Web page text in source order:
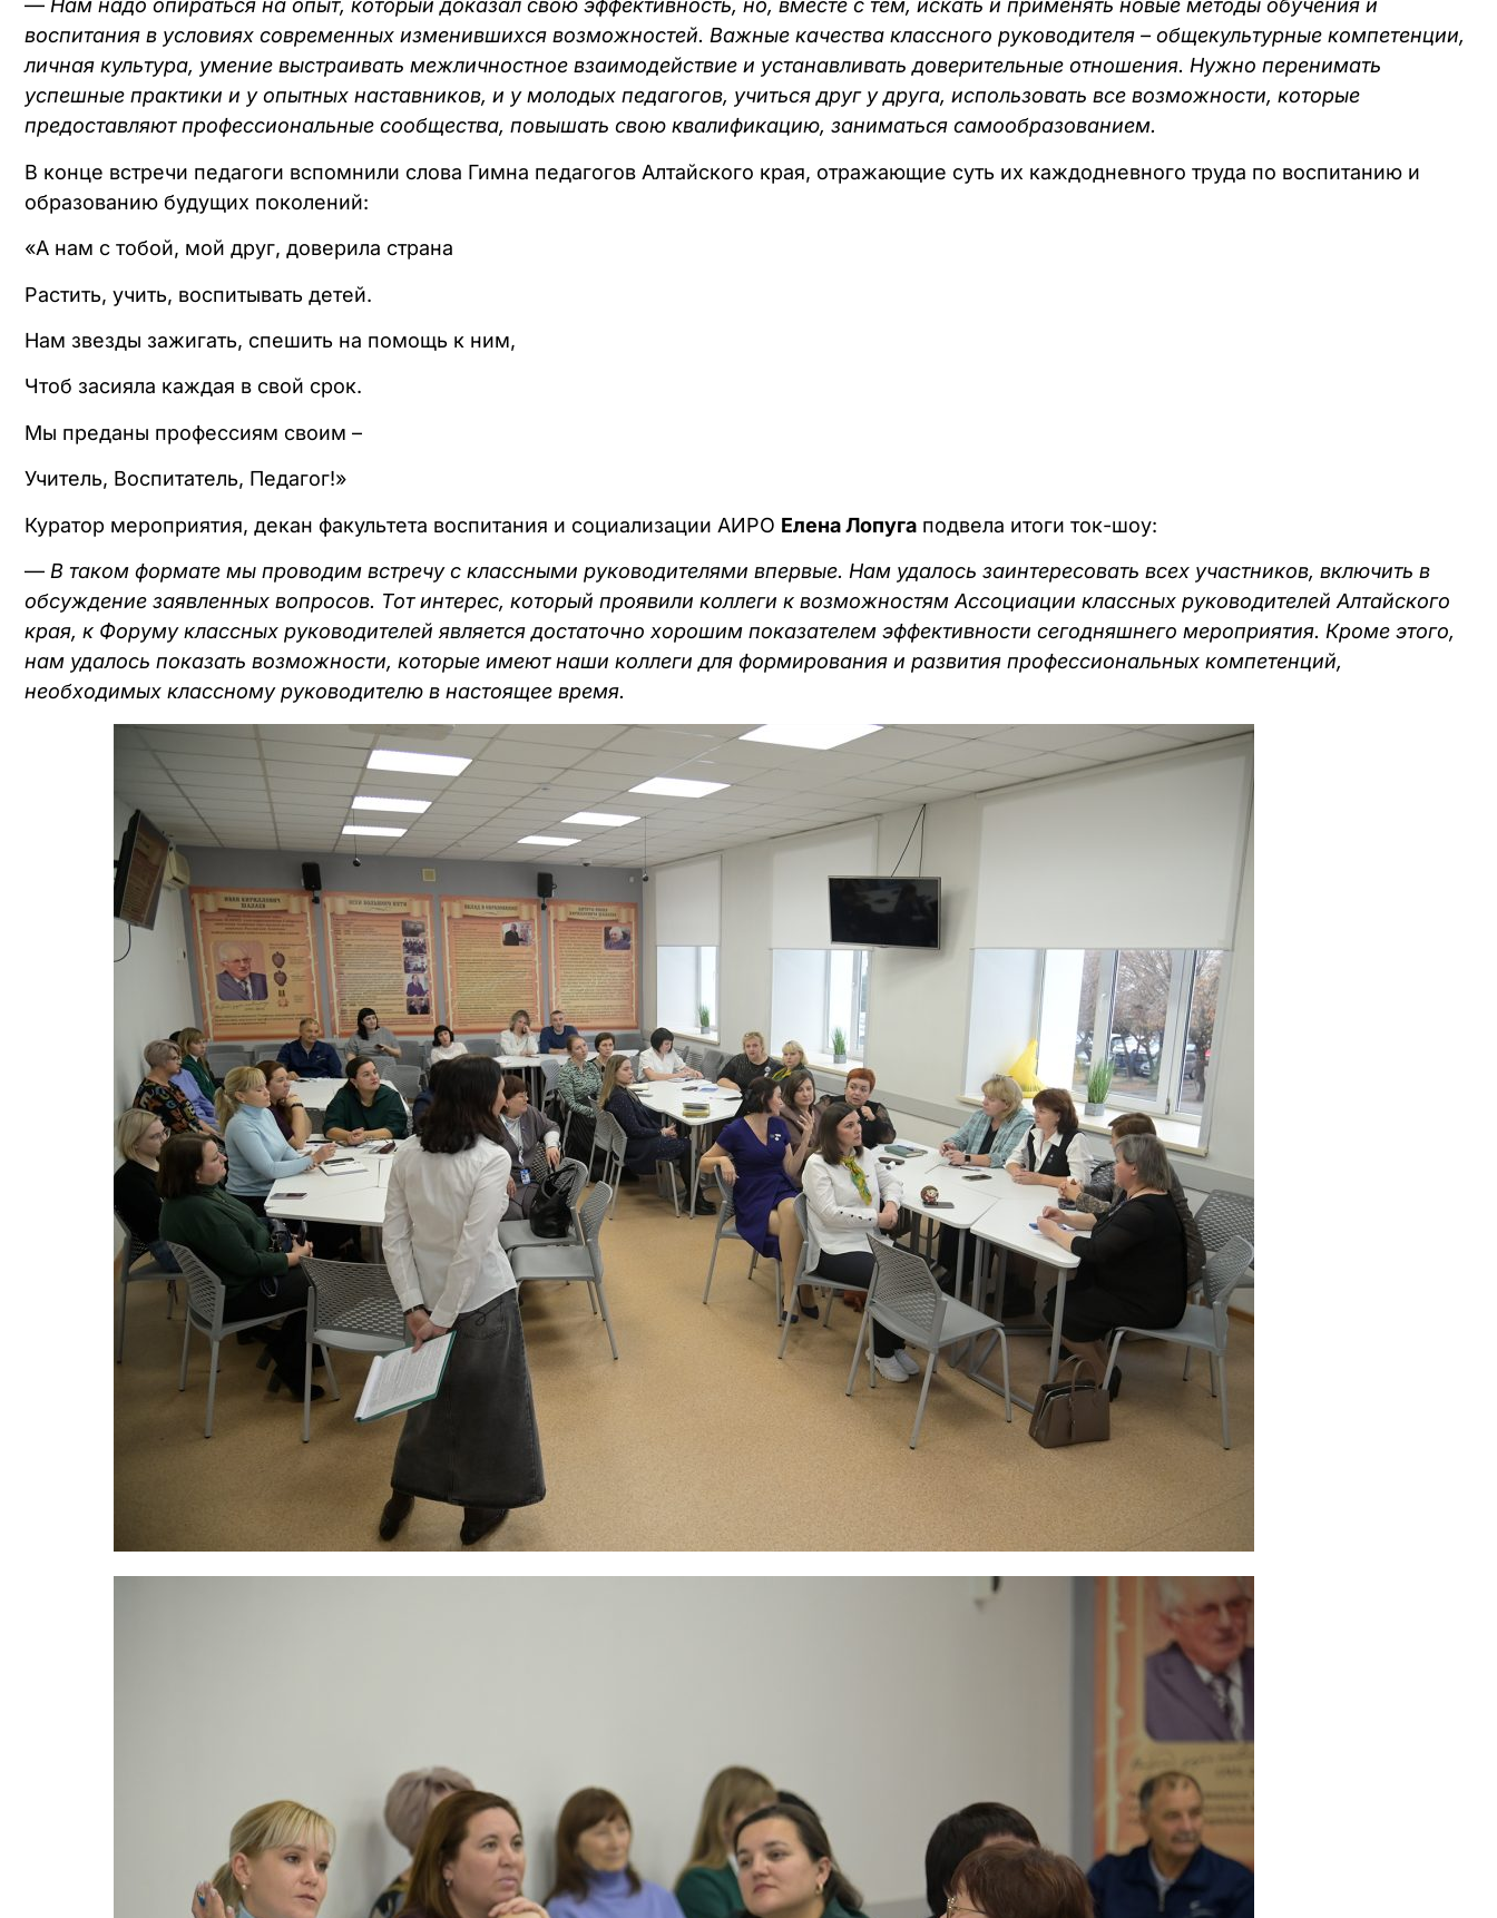
— Нам надо опираться на опыт, который доказал свою эффективность, но, вместе с тем, искать и применять новые методы обучения и
воспитания в условиях современных изменившихся возможностей. Важные качества классного руководителя – общекультурные компетенции,
личная культура, умение выстраивать межличностное взаимодействие и устанавливать доверительные отношения. Нужно перенимать
успешные практики и у опытных наставников, и у молодых педагогов, учиться друг у друга, использовать все возможности, которые
предоставляют профессиональные сообщества, повышать свою квалификацию, заниматься самообразованием.
В конце встречи педагоги вспомнили слова Гимна педагогов Алтайского края, отражающие суть их каждодневного труда по воспитанию и
образованию будущих поколений:
«А нам с тобой, мой друг, доверила страна
Растить, учить, воспитывать детей.
Нам звезды зажигать, спешить на помощь к ним,
Чтоб засияла каждая в свой срок.
Мы преданы профессиям своим –
Учитель, Воспитатель, Педагог!»
Куратор мероприятия, декан факультета воспитания и социализации АИРО Елена Лопуга подвела итоги ток-шоу:
— В таком формате мы проводим встречу с классными руководителями впервые. Нам удалось заинтересовать всех участников, включить в
обсуждение заявленных вопросов. Тот интерес, который проявили коллеги к возможностям Ассоциации классных руководителей Алтайского
края, к Форуму классных руководителей является достаточно хорошим показателем эффективности сегодняшнего мероприятия. Кроме этого,
нам удалось показать возможности, которые имеют наши коллеги для формирования и развития профессиональных компетенций,
необходимых классному руководителю в настоящее время.